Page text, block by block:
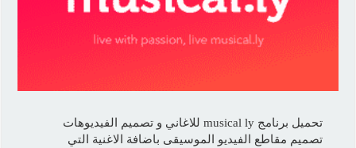
تحميل برنامج musical ly للاغاني و تصميم الفيديوهات
تصميم مقاطع الفيديو الموسيقى باضافة الاغنية التي